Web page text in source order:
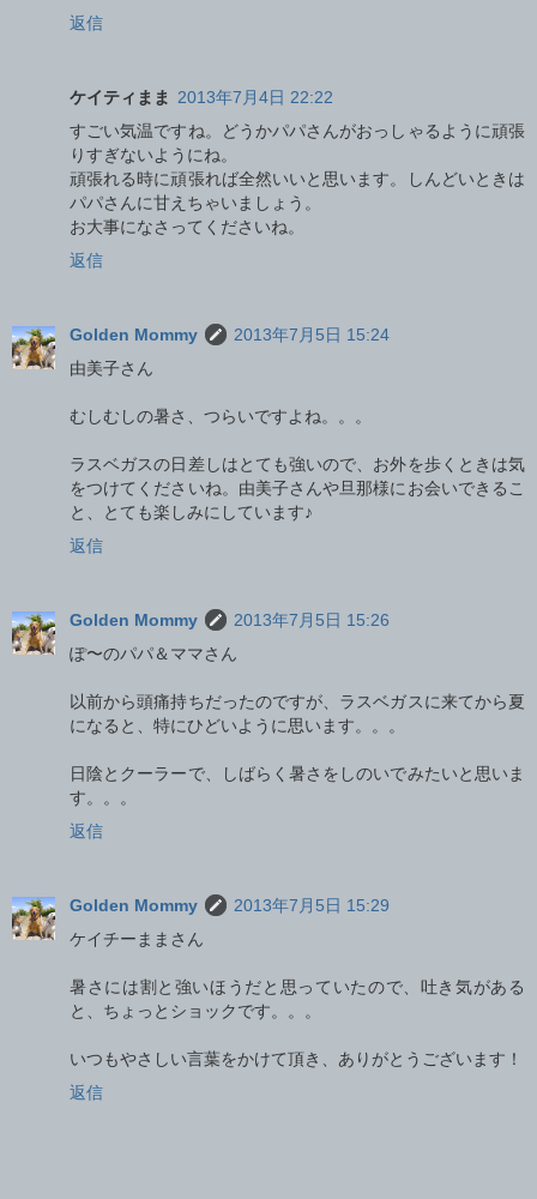
返信
ケイティまま
2013年7月4日 22:22
すごい気温ですね。どうかパパさんがおっしゃるように頑張
りすぎないようにね。
頑張れる時に頑張れば全然いいと思います。しんどいときは
パパさんに甘えちゃいましょう。
お大事になさってくださいね。
返信
Golden Mommy
2013年7月5日 15:24
由美子さん
むしむしの暑さ、つらいですよね。。。
ラスベガスの日差しはとても強いので、お外を歩くときは気
をつけてくださいね。由美子さんや旦那様にお会いできるこ
と、とても楽しみにしています♪
返信
Golden Mommy
2013年7月5日 15:26
ぽ〜のパパ＆ママさん
以前から頭痛持ちだったのですが、ラスベガスに来てから夏
になると、特にひどいように思います。。。
日陰とクーラーで、しばらく暑さをしのいでみたいと思いま
す。。。
返信
Golden Mommy
2013年7月5日 15:29
ケイチーままさん
暑さには割と強いほうだと思っていたので、吐き気がある
と、ちょっとショックです。。。
いつもやさしい言葉をかけて頂き、ありがとうございます！
返信